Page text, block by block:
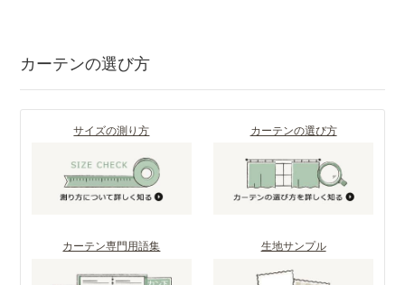
カーテンの選び方
サイズの測り方 カーテンの選び方
カーテン専門用語集 生地サンプル